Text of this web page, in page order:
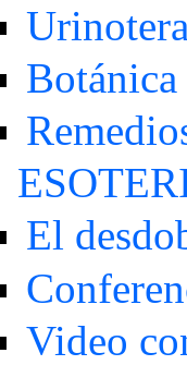
El
Video